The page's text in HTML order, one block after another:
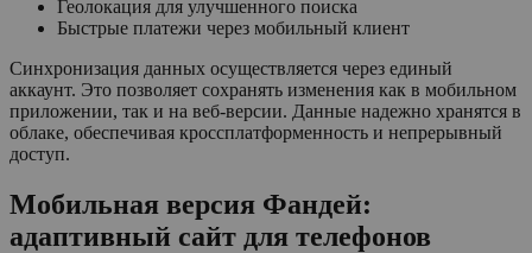
Геолокация для улучшенного поиска
Быстрые платежи через мобильный клиент
Синхронизация данных осуществляется через единый
аккаунт. Это позволяет сохранять изменения как в мобильном
приложении, так и на веб-версии. Данные надежно хранятся в
облаке, обеспечивая кроссплатформенность и непрерывный
доступ.
Мобильная версия Фандей:
адаптивный сайт для телефонов